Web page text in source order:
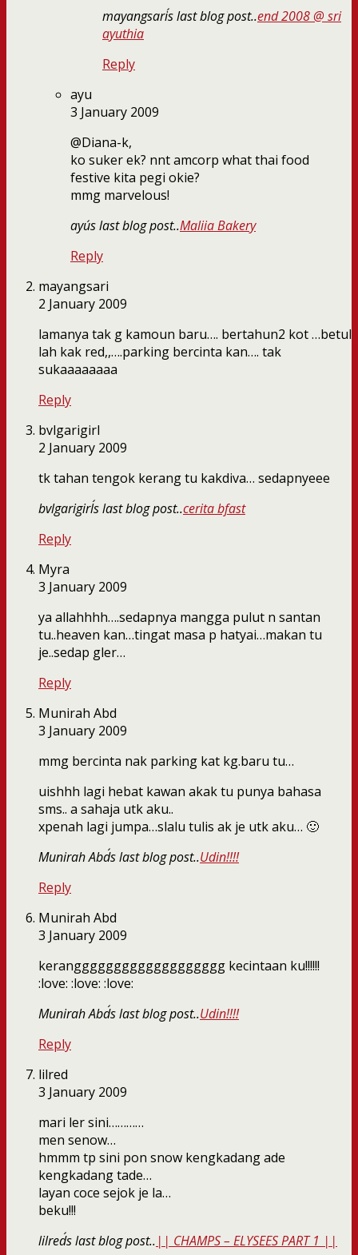
mayangsari´s last blog post..end 2008 @ sri
ayuthia
Reply
ayu
3 January 2009
@Diana-k,
ko suker ek? nnt amcorp what thai food
festive kita pegi okie?
mmg marvelous!
ayu´s last blog post..Maliia Bakery
Reply
mayangsari
2 January 2009
lamanya tak g kamoun baru…. bertahun2 kot …betul
lah kak red,,….parking bercinta kan…. tak
sukaaaaaaaa
Reply
bvlgarigirl
2 January 2009
tk tahan tengok kerang tu kakdiva… sedapnyeee
bvlgarigirl´s last blog post..cerita bfast
Reply
Myra
3 January 2009
ya allahhhh….sedapnya mangga pulut n santan
tu..heaven kan…tingat masa p hatyai…makan tu
je..sedap gler…
Reply
Munirah Abd
3 January 2009
mmg bercinta nak parking kat kg.baru tu…
uishhh lagi hebat kawan akak tu punya bahasa
sms.. a sahaja utk aku..
xpenah lagi jumpa…slalu tulis ak je utk aku… 🙂
Munirah Abd´s last blog post..Udin!!!!
Reply
Munirah Abd
3 January 2009
keranggggggggggggggggggg kecintaan ku!!!!!!
:love: :love: :love:
Munirah Abd´s last blog post..Udin!!!!
Reply
lilred
3 January 2009
mari ler sini…………
men senow…
hmmm tp sini pon snow kengkadang ade
kengkadang tade…
layan coce sejok je la…
beku!!!
lilred´s last blog post.. || CHAMPS – ELYSEES PART 1 ||